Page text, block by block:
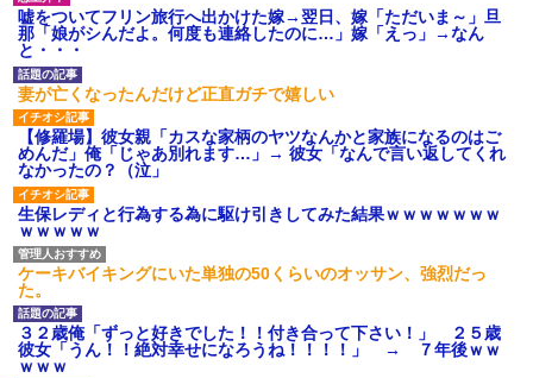
【衝撃】報酬100万円超の治験
募集がこちらｗｗｗｗｗ(※画像
あり)
【ネット騒然】惨殺されたタ
ワマン頂き女子のこの動画、す
げえええええｗｗｗｗｗｗｗｗ
ｗｗｗ
【愕然】白のクラウン俺氏、
高速道路左車線を制限速度で走
った結果wwwwwwwwwwww
百年の恋12-899 食べた量を
張り合ってくる
【悲報】佐藤輝明・・・２軍
でも盛大にやらかす←あまり悲
しませないでくれ
嘘をついてフリン旅行へ出かけた嫁→翌日、嫁「ただいま～」旦
那「娘がシんだよ。何度も連絡したのに…」嫁「えっ」→なん
と・・・
妻が亡くなったんだけど正直ガチで嬉しい
【修羅場】彼女親「カスな家柄のヤツなんかと家族になるのはご
めんだ」俺「じゃあ別れます…」→ 彼女「なんで言い返してくれ
なかったの？（泣」
生保レディと行為する為に駆け引きしてみた結果ｗｗｗｗｗｗｗ
ｗｗｗｗｗ
ケーキバイキングにいた単独の50くらいのオッサン、強烈だっ
た。
３２歳俺「ずっと好きでした！！付き合って下さい！」 ２５歳
彼女「うん！！絶対幸せになろうね！！！！」 → ７年後ｗｗ
ｗｗｗ